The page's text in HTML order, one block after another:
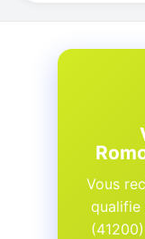
Vous
qualifie